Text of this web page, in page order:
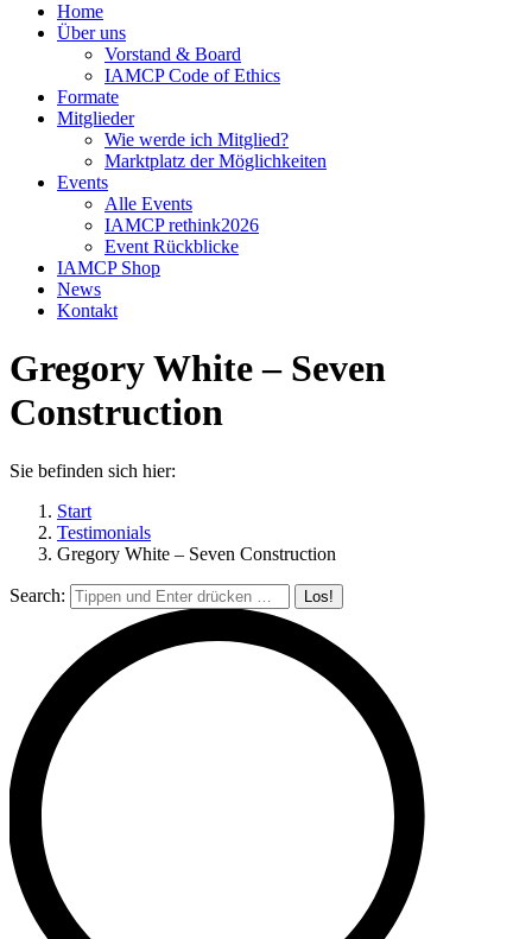
Home
Über uns
Vorstand & Board
IAMCP Code of Ethics
Formate
Mitglieder
Wie werde ich Mitglied?
Marktplatz der Möglichkeiten
Events
Alle Events
IAMCP rethink2026
Event Rückblicke
IAMCP Shop
News
Kontakt
Gregory White – Seven
Construction
Sie befinden sich hier:
Start
Testimonials
Gregory White – Seven Construction
Search: